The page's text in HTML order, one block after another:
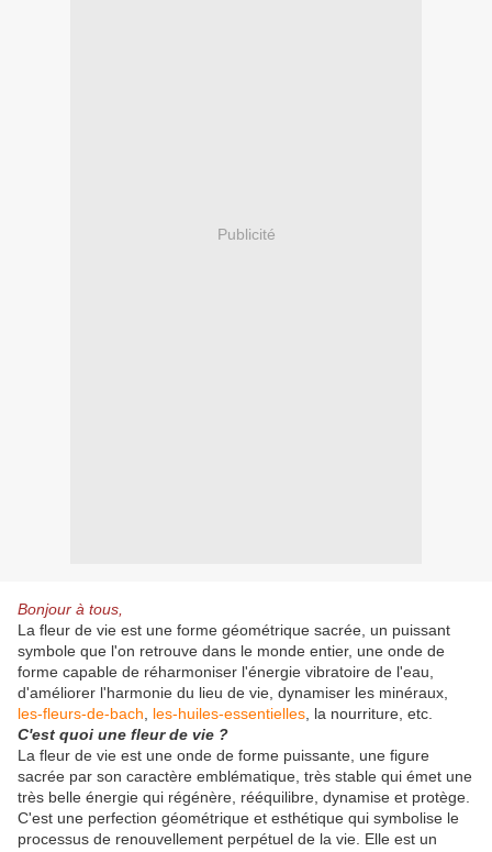
Publicité
Bonjour à tous,
La fleur de vie est une forme géométrique sacrée, un puissant
symbole que l'on retrouve dans le monde entier, une onde de
forme capable de réharmoniser l'énergie vibratoire de l'eau,
d'améliorer l'harmonie du lieu de vie, dynamiser les minéraux,
les-fleurs-de-bach
les-huiles-essentielles , la nourriture, etc.
C'est quoi une fleur de vie ?
La fleur de vie est une onde de forme puissante, une figure
sacrée par son caractère emblématique, très stable qui émet une
très belle énergie qui régénère, rééquilibre, dynamise et protège.
C'est une perfection géométrique et esthétique qui symbolise le
processus de renouvellement perpétuel de la vie. Elle est un